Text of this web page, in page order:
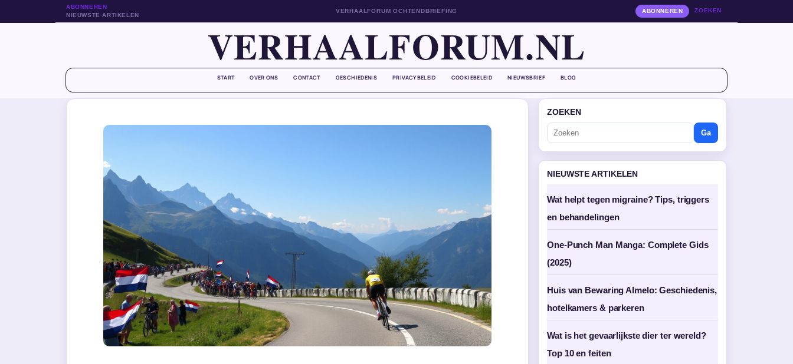
ABONNEREN
NIEUWSTE ARTIKELEN
VERHAALFORUM OCHTENDBRIEFING ABONNEREN ZOEKEN
VERHAALFORUM.NL
START OVER ONS CONTACT GESCHIEDENIS PRIVACYBELEID COOKIEBELEID NIEUWSBRIEF BLOG
ZOEKEN
Ga
NIEUWSTE ARTIKELEN
Wat helpt tegen migraine? Tips, triggers
en behandelingen
One-Punch Man Manga: Complete Gids
(2025)
Huis van Bewaring Almelo: Geschiedenis,
hotelkamers & parkeren
Wat is het gevaarlijkste dier ter wereld?
Top 10 en feiten